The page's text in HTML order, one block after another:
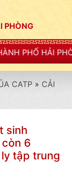
PHÒNG
SIẾT CHẶT
CATP » CẢI
sinh
6
tập trung